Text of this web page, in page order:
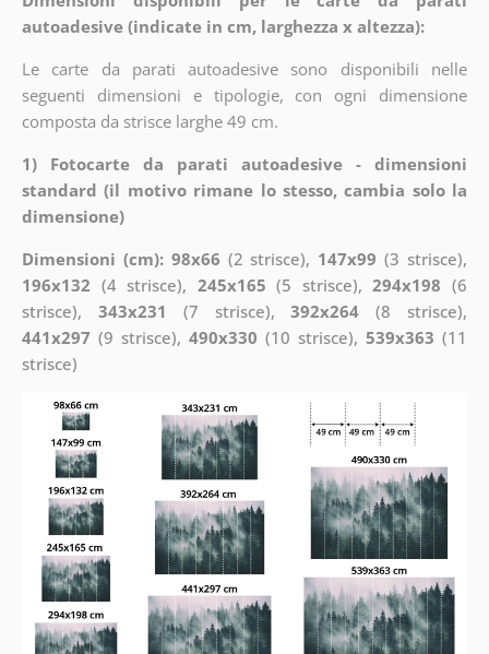
autoadesive (indicate in cm, larghezza x altezza):
Le carte da parati autoadesive sono disponibili nelle
seguenti dimensioni e tipologie, con ogni dimensione
composta da strisce larghe 49 cm.
1) Fotocarte da parati autoadesive - dimensioni
standard (il motivo rimane lo stesso, cambia solo la
dimensione)
Dimensioni (cm): 98x66 (2 strisce), 147x99 (3 strisce),
196x132 (4 strisce), 245x165 (5 strisce),294x198 (6
strisce), 343x231 (7 strisce),392x264 (8 strisce),
441x297 (9 strisce), 490x330 (10 strisce),539x363 (11
strisce)